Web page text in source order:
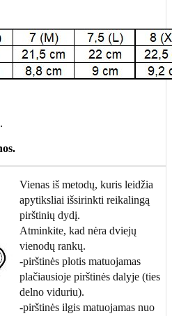
Vienas iš metodų, kuris leidžia
apytiksliai išsirinkti reikalingą
pirštinių dydį.
Atminkite, kad nėra dviejų
vienodų rankų.
-pirštinės plotis matuojamas
plačiausioje pirštinės dalyje (ties
delno viduriu).
-pirštinės ilgis matuojamas nuo